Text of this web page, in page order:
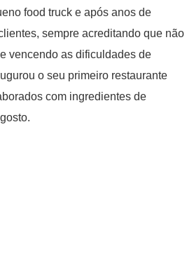
food truck e após anos de
sempre acreditando que não
vencendo as dificuldades de
o seu primeiro restaurante
com ingredientes de